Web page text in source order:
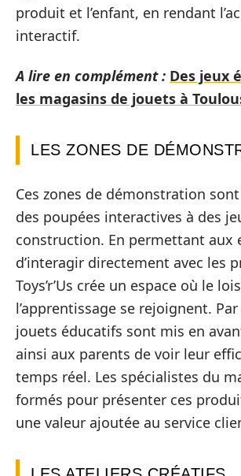
produit et l’enfant, en rendant
interactif.
A lire en complément : Des jeux
les magasins de jouets à
LES ZONES DE
Ces zones de démonstration
des poupées interactives à des
construction. En permettant aux
d’interagir directement avec les
Toys’r’Us crée un espace où le
l’apprentissage se rejoignent.
jouets éducatifs sont mis en
ainsi aux parents de voir leur
temps réel. Les spécialistes du
formés pour présenter ces
une valeur ajoutée au service